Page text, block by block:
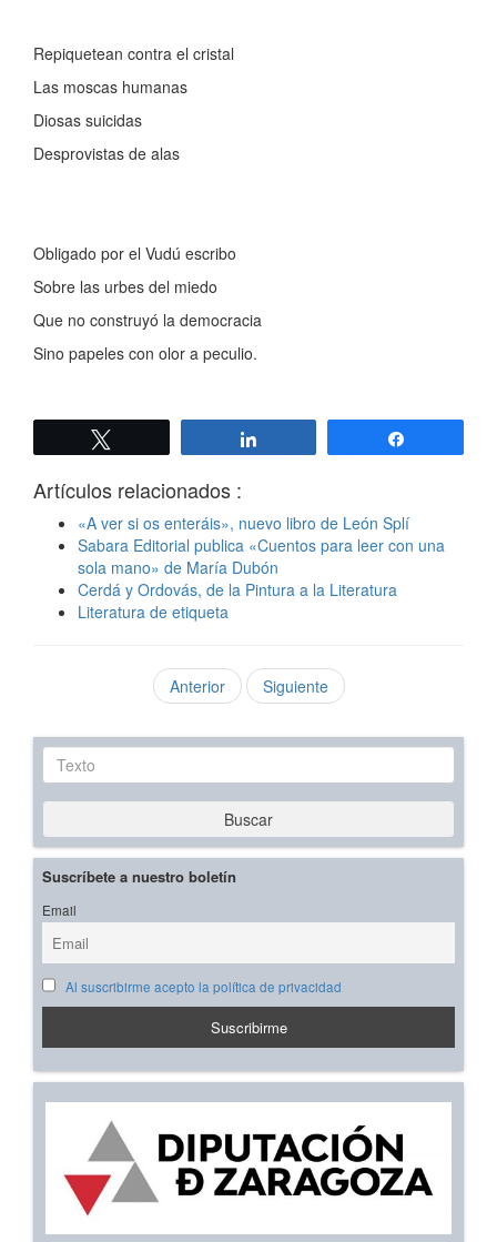
Repiquetean contra el cristal
Las moscas humanas
Diosas suicidas
Desprovistas de alas
Obligado por el Vudú escribo
Sobre las urbes del miedo
Que no construyó la democracia
Sino papeles con olor a peculio.
Artículos relacionados :
«A ver si os enteráis», nuevo libro de León Splí
Sabara Editorial publica «Cuentos para leer con una
sola mano» de María Dubón
Cerdá y Ordovás, de la Pintura a la Literatura
Literatura de etiqueta
Anterior Siguiente
Texto
Buscar
Suscríbete a nuestro boletín
Email
Al suscribirme acepto la política de privacidad